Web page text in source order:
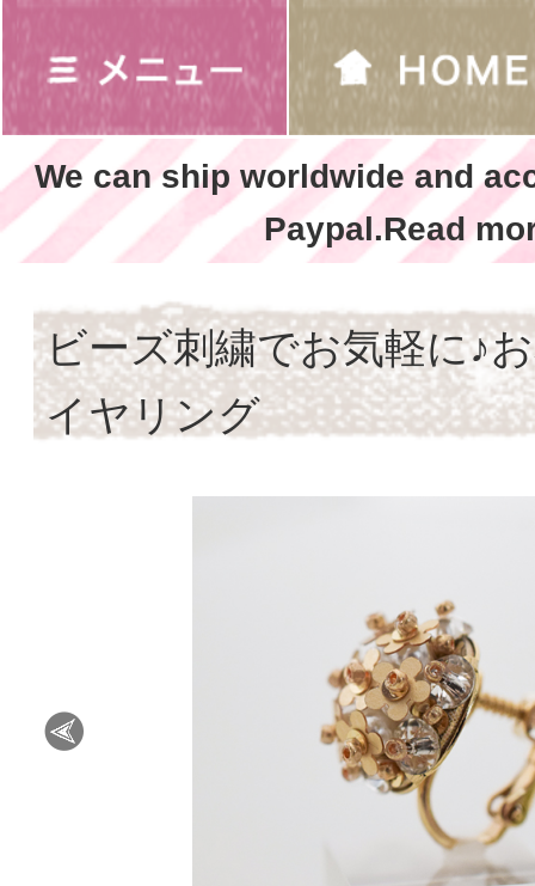
We can ship worldwide and
Paypal.Read
ビーズ刺繍でお気軽に♪
イヤリング